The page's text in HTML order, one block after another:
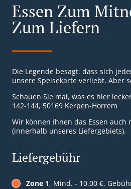
Essen Zum
Zum Liefern
Die Legende besagt, dass sich
unsere Speisekarte verliebt. Aber
Schauen Sie mal, was es hier
142-144, 50169 Kerpen-Horrem
Wir können Ihnen das Essen auch
(innerhalb unseres Liefergebiets).
Liefergebühr
Zone 1, Mind. - 10,00 €,